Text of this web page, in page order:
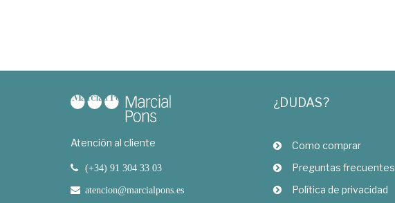
Atención al cliente
(+34) 91 304 33 03
atencion@marcialpons.es
¿DUDAS?
Como comprar
Preguntas frecuentes
Política de privacidad